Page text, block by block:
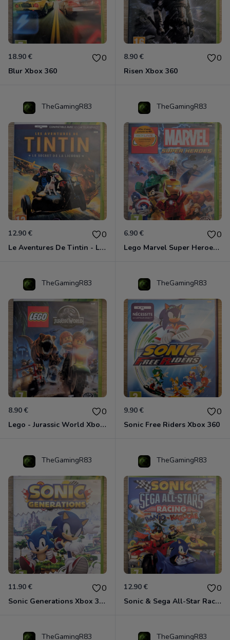
18.90 € 0
Blur Xbox 360
8.90 € 0
Risen Xbox 360
TheGamingR83
12.90 € 0
Le Aventures De Tintin - Le Secret De La Licorne Xbox 360
TheGamingR83
6.90 € 0
Lego Marvel Super Heroes Xbox 360
TheGamingR83
8.90 € 0
Lego - Jurassic World Xbox 360
TheGamingR83
9.90 € 0
Sonic Free Riders Xbox 360
TheGamingR83
11.90 € 0
Sonic Generations Xbox 360
TheGamingR83
12.90 € 0
Sonic & Sega All-Star Racing avec Banjo-Kazooie Xbox 360
TheGamingR83 TheGamingR83